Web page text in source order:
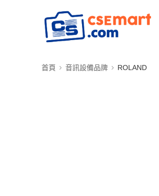
首頁 音訊設備品牌 ROLAND